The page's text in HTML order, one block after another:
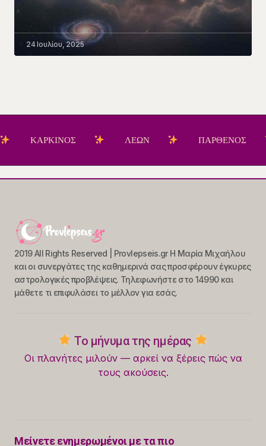
24 Ιουλίου, 2025
ΛΕΩΝ ΠΑΡΘΕΝΟΣ
2019 All Rights Reserved | Provlepseis.gr Η Μαρία Μιχαήλου
και οι συνεργάτες της καθημερινά σας προσφέρουν έγκυρες
αστρολογικές προβλέψεις. Τηλεφωνήστε στο 14990 και
μάθετε τι επιφυλάσει το μέλλον για εσάς.
Το μήνυμα της ημέρας
Οι πλανήτες μιλούν — αρκεί να ξέρεις πώς να
τους ακούσεις.
Μείνετε ενημερωμένοι με τα πιο